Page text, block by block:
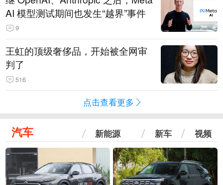
AI 模型测试期间也发生“越界”事件
9
王虹的顶级奢侈品，开始被全网审
判了
516
点击查看更多
汽车 新能源 新车 视频